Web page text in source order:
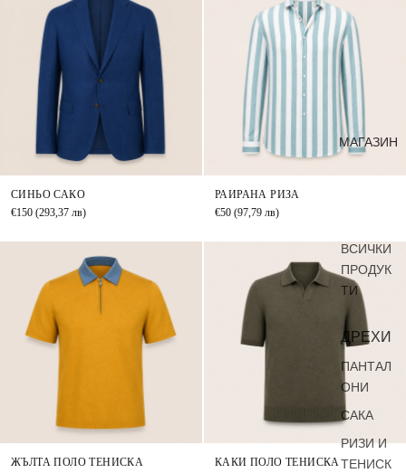
МАГАЗИН
ВСИЧКИ
ПРОДУК
ТИ
ДРЕХИ
ПАНТАЛ
ОНИ
САКА
РИЗИ И
ТЕНИСК
СИНЬО САКО
€150 (293,37 лв)
РАИРАНА РИЗА
€50 (97,79 лв)
ЖЪЛТА ПОЛО ТЕНИСКА
КАКИ ПОЛО ТЕНИСКА